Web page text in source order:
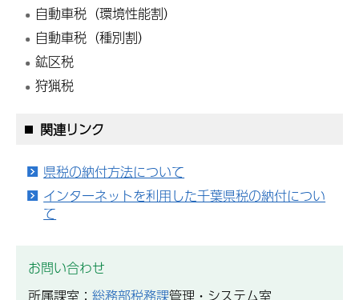
自動車税（環境性能割）
自動車税（種別割）
鉱区税
狩猟税
関連リンク
県税の納付方法について
インターネットを利用した千葉県税の納付につい
て
お問い合わせ
所属課室： 総務部税務課管理・システム室